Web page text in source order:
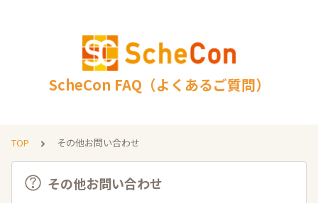
ScheCon FAQ（よくあるご質問）
TOP その他お問い合わせ
その他お問い合わせ